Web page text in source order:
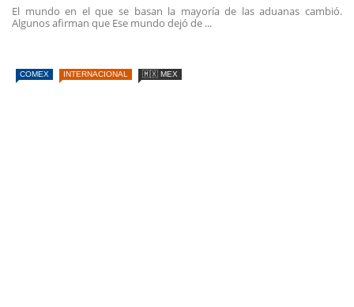
El mundo en el que se basan la mayoría de las aduanas cambió.
Algunos afirman que Ese mundo dejó de ...
COMEX INTERNACIONAL 🇲🇽 MEX